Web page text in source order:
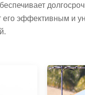
его эффективным и